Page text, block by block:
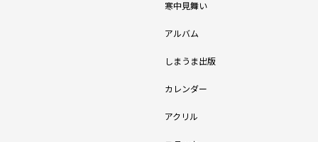
寒中見舞い
アルバム
しまうま出版
カレンダー
アクリル